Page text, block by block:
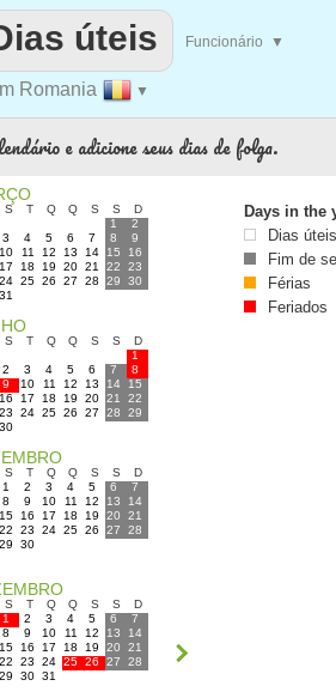
Romania ▼
úteis Funcionário ▼
e adicione seus dias de folga.
S T Q Q S S
D
1
2
3 4 5 6 7 8
9
10 11 12 13 14 15
16
17 18 19 20 21 22
23
24 25 26 27 28 29
30
31
S T Q Q S S
D
1
2 3 4 5 6 7
8
9 10 11 12 13 14
15
16 17 18 19 20 21
22
23 24 25 26 27 28
29
30
S T Q Q S S
D
1 2 3 4 5 6
7
8 9 10 11 12 13
14
15 16 17 18 19 20
21
22 23 24 25 26 27
28
29 30
S T Q Q S S
D
1 2 3 4 5 6
7
8 9 10 11 12 13
14
15 16 17 18 19 20
21
22 23 24 25 26 27
28
29 30 31
Days in the
Dias úteis
Fim de
Férias
Feriados